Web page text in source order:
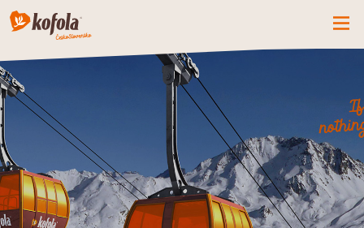
ČO MÁME NOVÉ
SPOZNAJ FIRMU
KOFOLA
PRODUKTY
PRIDAJ SA K NÁM
BUĎME PARŤÁCI